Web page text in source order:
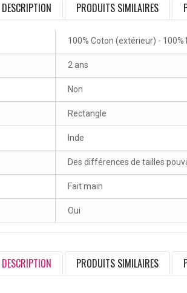
DESCRIPTION PRODUITS SIMILAIRES
100% Coton (extérieur) -
2 ans
Non
Rectangle
Inde
Des différences de tailles
Fait main
Oui
DESCRIPTION PRODUITS SIMILAIRES